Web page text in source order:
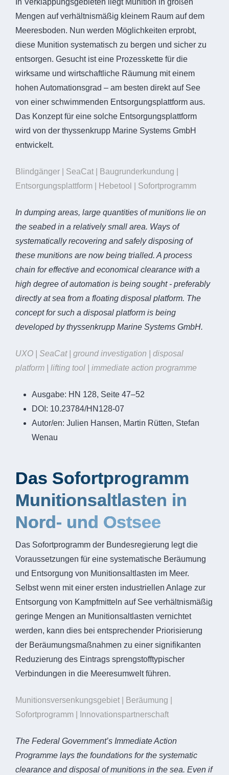
Mengen auf verhältnismäßig kleinem Raum auf dem
Meeresboden. Nun werden Möglichkeiten erprobt,
diese Munition systematisch zu bergen und sicher zu
entsorgen. Gesucht ist eine Prozesskette für die
wirksame und wirtschaftliche Räumung mit einem
hohen Automationsgrad – am besten direkt auf See
von einer schwimmenden Entsorgungsplattform aus.
Das Konzept für eine solche Entsorgungsplattform
wird von der thyssenkrupp Marine Systems GmbH
entwickelt.
Blindgänger | SeaCat | Baugrunderkundung |
Entsorgungsplattform | Hebetool | Sofortprogramm
In dumping areas, large quantities of munitions lie on
the seabed in a relatively small area. Ways of
systematically recovering and safely disposing of
these munitions are now being trialled. A process
chain for effective and economical clearance with a
high degree of automation is being sought - preferably
directly at sea from a floating disposal platform. The
concept for such a disposal platform is being
developed by thyssenkrupp Marine Systems GmbH.
UXO | SeaCat | ground investigation | disposal
platform | lifting tool | immediate action programme
Ausgabe: HN 128, Seite 47–52
DOI: 10.23784/HN128-07
Autor/en: Julien Hansen, Martin Rütten, Stefan
Wenau
Das Sofortprogramm
Munitionsaltlasten in
Nord- und Ostsee
Das Sofortprogramm der Bundesregierung legt die
Voraussetzungen für eine systematische Beräumung
und Entsorgung von Munitionsaltlasten im Meer.
Selbst wenn mit einer ersten industriellen Anlage zur
Entsorgung von Kampfmitteln auf See verhältnismäßig
geringe Mengen an Munitionsaltlasten vernichtet
werden, kann dies bei entsprechender Priorisierung
der Beräumungsmaßnahmen zu einer signifikanten
Reduzierung des Eintrags sprengstofftypischer
Verbindungen in die Meeresumwelt führen.
Munitionsversenkungsgebiet | Beräumung |
Sofortprogramm | Innovationspartnerschaft
The Federal Government’s Immediate Action
Programme lays the foundations for the systematic
clearance and disposal of munitions in the sea. Even if